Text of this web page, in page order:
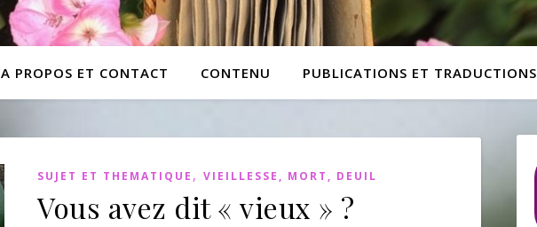
A PROPOS ET CONTACT CONTENU PUBLICATIONS ET TRADUCTIONS
SUJET ET THEMATIQUE , VIEILLESSE, MORT, DEUIL
Vous avez dit « vieux » ?